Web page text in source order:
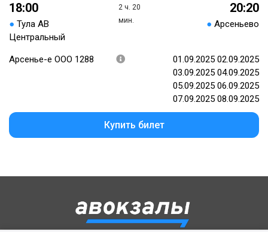
18:00
● Тула АВ
Центральный
2 ч. 20
мин.
20:20
● Арсеньево
Арсенье-е ООО 1288
01.09.2025 02.09.2025
03.09.2025 04.09.2025
05.09.2025 06.09.2025
07.09.2025 08.09.2025
Купить билет